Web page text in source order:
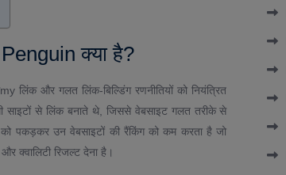
क्या है?
लिंक और गलत लिंक-बिल्डिंग रणनीतियों को नियंत्रित
साइटों से लिंक बनाते थे, जिससे वेबसाइट गलत तरीके से
पकड़कर उन वेबसाइटों की रैंकिंग को कम करता है जो
क्वालिटी रिजल्ट देना है।